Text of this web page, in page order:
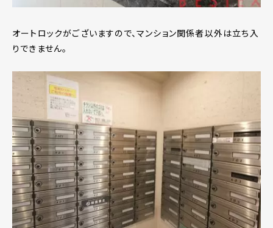
オートロックがございますので、マンション関係者以外は立ち入
りできません。